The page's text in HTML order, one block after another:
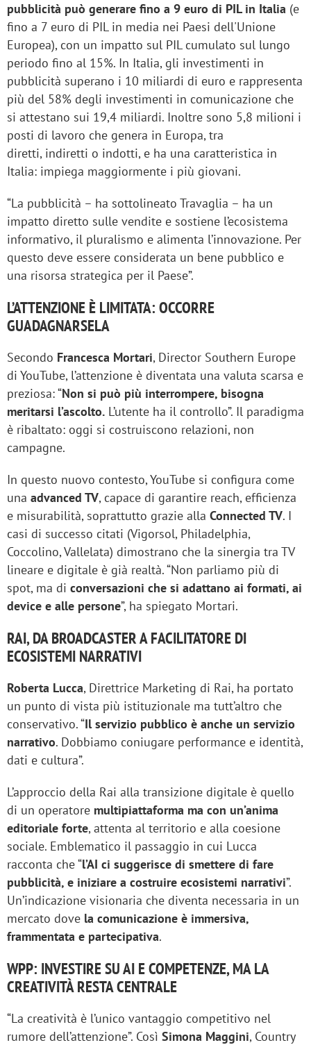
pubblicità può generare fino a 9 euro di PIL in Italia (e
fino a 7 euro di PIL in media nei Paesi dell'Unione
Europea), con un impatto sul PIL cumulato sul lungo
periodo fino al 15%. In Italia, gli investimenti in
pubblicità superano i 10 miliardi di euro e rappresenta
più del 58% degli investimenti in comunicazione che
si attestano sui 19,4 miliardi. Inoltre sono 5,8 milioni i
posti di lavoro che genera in Europa, tra
diretti, indiretti o indotti, e ha una caratteristica in
Italia: impiega maggiormente i più giovani.
“La pubblicità – ha sottolineato Travaglia – ha un
impatto diretto sulle vendite e sostiene l’ecosistema
informativo, il pluralismo e alimenta l’innovazione. Per
questo deve essere considerata un bene pubblico e
una risorsa strategica per il Paese”.
L’ATTENZIONE È LIMITATA: OCCORRE
GUADAGNARSELA
Secondo Francesca Mortari, Director Southern Europe
di YouTube, l’attenzione è diventata una valuta scarsa e
preziosa: “Non si può più interrompere, bisogna
meritarsi l’ascolto. L’utente ha il controllo”. Il paradigma
è ribaltato: oggi si costruiscono relazioni, non
campagne.
In questo nuovo contesto, YouTube si configura come
una advanced TV, capace di garantire reach, efficienza
e misurabilità, soprattutto grazie alla Connected TV. I
casi di successo citati (Vigorsol, Philadelphia,
Coccolino, Vallelata) dimostrano che la sinergia tra TV
lineare e digitale è già realtà. “Non parliamo più di
spot, ma di conversazioni che si adattano ai formati, ai
device e alle persone”, ha spiegato Mortari.
RAI, DA BROADCASTER A FACILITATORE DI
ECOSISTEMI NARRATIVI
Roberta Lucca, Direttrice Marketing di Rai, ha portato
un punto di vista più istituzionale ma tutt’altro che
conservativo. “Il servizio pubblico è anche un servizio
narrativo. Dobbiamo coniugare performance e identità,
dati e cultura”.
L’approccio della Rai alla transizione digitale è quello
di un operatore multipiattaforma ma con un’anima
editoriale forte, attenta al territorio e alla coesione
sociale. Emblematico il passaggio in cui Lucca
racconta che “l’AI ci suggerisce di smettere di fare
pubblicità, e iniziare a costruire ecosistemi narrativi”.
Un’indicazione visionaria che diventa necessaria in un
mercato dove la comunicazione è immersiva,
frammentata e partecipativa.
WPP: INVESTIRE SU AI E COMPETENZE, MA LA
CREATIVITÀ RESTA CENTRALE
“La creatività è l’unico vantaggio competitivo nel
rumore dell’attenzione”. Così Simona Maggini, Country